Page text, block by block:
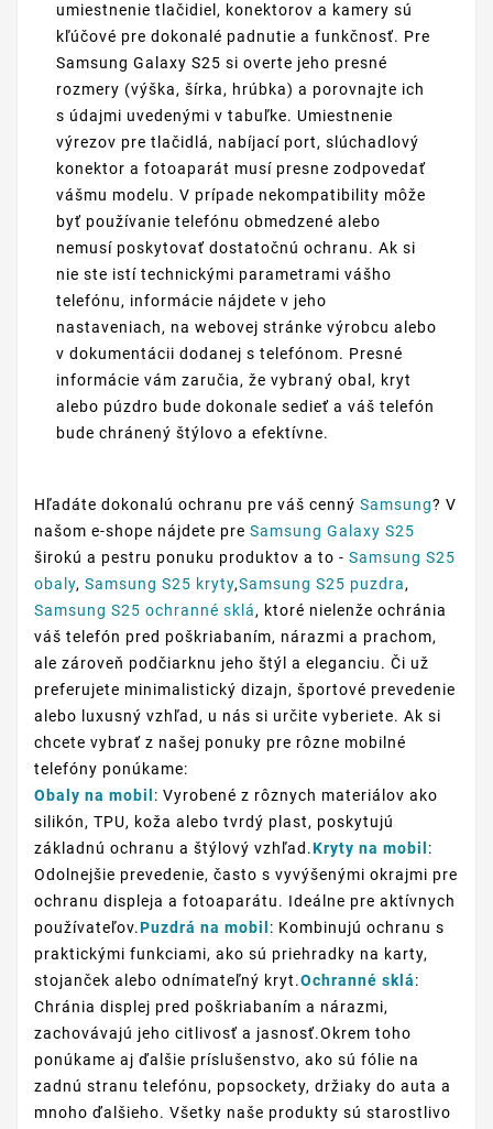
umiestnenie tlačidiel, konektorov a kamery sú
kľúčové pre dokonalé padnutie a funkčnosť. Pre
Samsung Galaxy S25 si overte jeho presné
rozmery (výška, šírka, hrúbka) a porovnajte ich
s údajmi uvedenými v tabuľke. Umiestnenie
výrezov pre tlačidlá, nabíjací port, slúchadlový
konektor a fotoaparát musí presne zodpovedať
vášmu modelu. V prípade nekompatibility môže
byť používanie telefónu obmedzené alebo
nemusí poskytovať dostatočnú ochranu. Ak si
nie ste istí technickými parametrami vášho
telefónu, informácie nájdete v jeho
nastaveniach, na webovej stránke výrobcu alebo
v dokumentácii dodanej s telefónom. Presné
informácie vám zaručia, že vybraný obal, kryt
alebo púzdro bude dokonale sedieť a váš telefón
bude chránený štýlovo a efektívne.
Hľadáte dokonalú ochranu pre váš cenný Samsung? V
našom e-shope nájdete pre Samsung Galaxy S25
širokú a pestru ponuku produktov a to - Samsung S25
obaly, Samsung S25 kryty,Samsung S25 puzdra,
Samsung S25 ochranné sklá, ktoré nielenže ochránia
váš telefón pred poškriabaním, nárazmi a prachom,
ale zároveň podčiarknu jeho štýl a eleganciu. Či už
preferujete minimalistický dizajn, športové prevedenie
alebo luxusný vzhľad, u nás si určite vyberiete. Ak si
chcete vybrať z našej ponuky pre rôzne mobilné
telefóny ponúkame:
Obaly na mobil : Vyrobené z rôznych materiálov ako
silikón, TPU, koža alebo tvrdý plast, poskytujú
základnú ochranu a štýlový vzhľad.Kryty na mobil :
Odolnejšie prevedenie, často s vyvýšenými okrajmi pre
ochranu displeja a fotoaparátu. Ideálne pre aktívnych
používateľov.Puzdrá na mobil : Kombinujú ochranu s
praktickými funkciami, ako sú priehradky na karty,
stojanček alebo odnímateľný kryt.Ochranné sklá:
Chránia displej pred poškriabaním a nárazmi,
zachovávajú jeho citlivosť a jasnosť.Okrem toho
ponúkame aj ďalšie príslušenstvo, ako sú fólie na
zadnú stranu telefónu, popsockety, držiaky do auta a
mnoho ďalšieho. Všetky naše produkty sú starostlivo